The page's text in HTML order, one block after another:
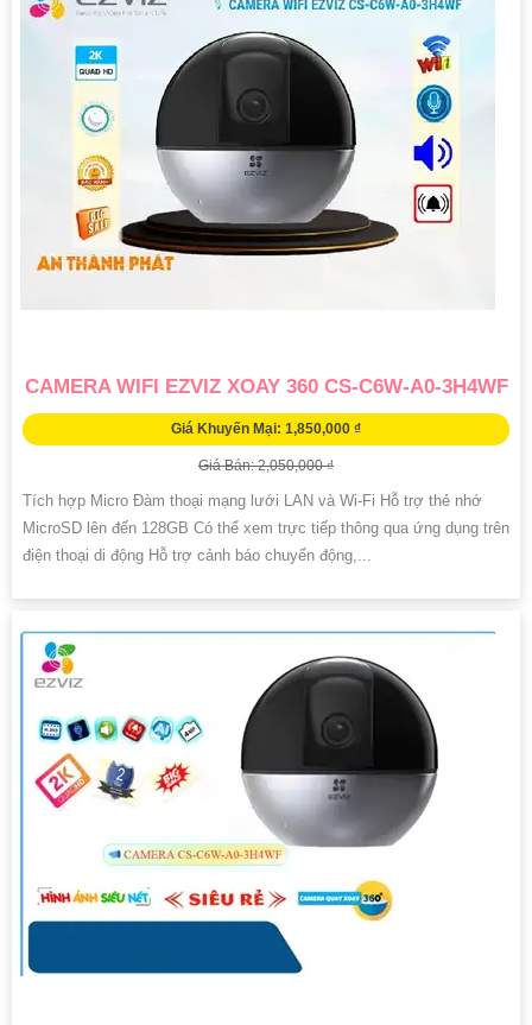
CAMERA WIFI EZVIZ XOAY 360 CS-C6W-A0-3H4WF
Giá Khuyến Mại: 1,850,000 ₫
Giá Bán: 2,050,000 ₫
Tích hợp Micro Đàm thoại mạng lưới LAN và Wi-Fi Hỗ trợ thẻ nhớ
MicroSD lên đến 128GB Có thể xem trực tiếp thông qua ứng dụng trên
điện thoại di động Hỗ trợ cảnh báo chuyển động,...